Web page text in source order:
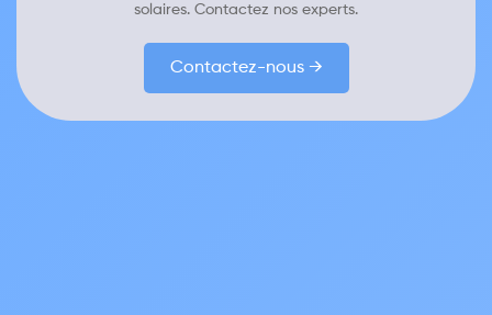
solaires. Contactez nos experts.
Contactez-nous →